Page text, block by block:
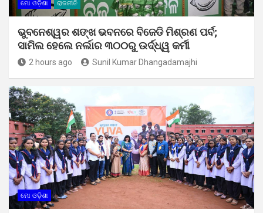
ମୋ ଓଡ଼ିଶା ରାଜନୀତି
ଭୁବନେଶ୍ୱର ଶଙ୍ଖ ଭବନରେ ବିଜେଡି ମିଶ୍ରଣ ପର୍ବ;
ସାମିଲ ହେଲେ ନର୍ଲାର ୩୦୦ରୁ ଉର୍ଦ୍ଧ୍ୱ କର୍ମୀ
2 hours ago Sunil Kumar Dhangadamajhi
ମୋ ଓଡ଼ିଶା